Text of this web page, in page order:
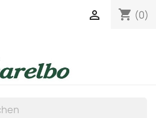
shopping_cart (0)
